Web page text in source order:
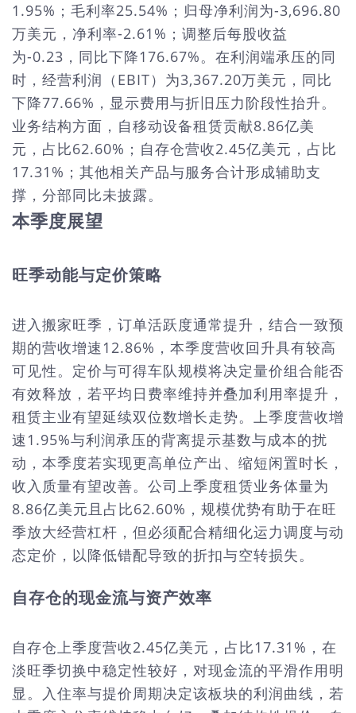
1.95%；毛利率25.54%；归母净利润为-3,696.80
万美元，净利率-2.61%；调整后每股收益
为-0.23，同比下降176.67%。在利润端承压的同
时，经营利润（EBIT）为3,367.20万美元，同比
下降77.66%，显示费用与折旧压力阶段性抬升。
业务结构方面，自移动设备租赁贡献8.86亿美
元，占比62.60%；自存仓营收2.45亿美元，占比
17.31%；其他相关产品与服务合计形成辅助支
撑，分部同比未披露。
本季度展望
旺季动能与定价策略
进入搬家旺季，订单活跃度通常提升，结合一致预
期的营收增速12.86%，本季度营收回升具有较高
可见性。定价与可得车队规模将决定量价组合能否
有效释放，若平均日费率维持并叠加利用率提升，
租赁主业有望延续双位数增长走势。上季度营收增
速1.95%与利润承压的背离提示基数与成本的扰
动，本季度若实现更高单位产出、缩短闲置时长，
收入质量有望改善。公司上季度租赁业务体量为
8.86亿美元且占比62.60%，规模优势有助于在旺
季放大经营杠杆，但必须配合精细化运力调度与动
态定价，以降低错配导致的折扣与空转损失。
自存仓的现金流与资产效率
自存仓上季度营收2.45亿美元，占比17.31%，在
淡旺季切换中稳定性较好，对现金流的平滑作用明
显。入住率与提价周期决定该板块的利润曲线，若